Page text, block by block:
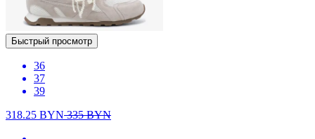
Быстрый просмотр
36
37
39
318.25 BYN335BYN